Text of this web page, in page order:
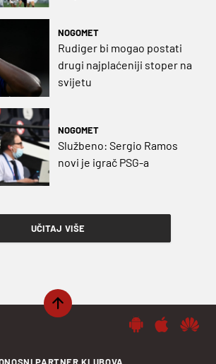
NOGOMET
Rudiger bi mogao postati
drugi najplaćeniji stoper na
svijetu
NOGOMET
Službeno: Sergio Ramos
novi je igrač PSG-a
UČITAJ VIŠE